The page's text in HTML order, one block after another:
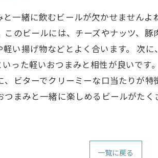
一緒に飲むビールが欠かせません
のビールには、チーズやナッツ、
い揚げ物などとよく合います。 次
った軽いおつまみと相性が良いで
ビターでクリーミーな口当たりが
まみと一緒に楽しめるビールがた
一覧に戻る